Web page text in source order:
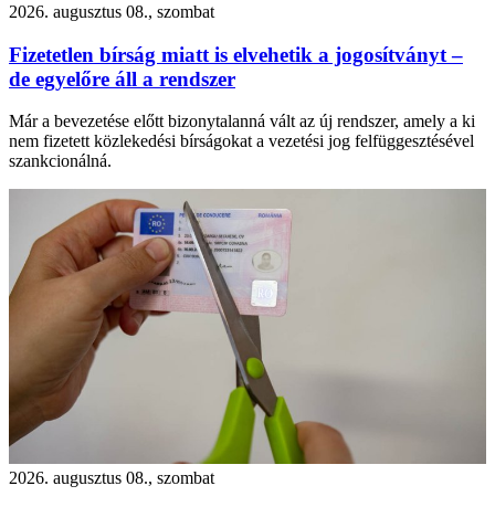
2026. augusztus 08., szombat
Fizetetlen bírság miatt is elvehetik a jogosítványt –
de egyelőre áll a rendszer
Már a bevezetése előtt bizonytalanná vált az új rendszer, amely a ki
nem fizetett közlekedési bírságokat a vezetési jog felfüggesztésével
szankcionálná.
2026. augusztus 08., szombat